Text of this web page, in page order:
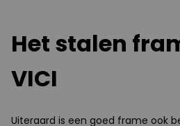
Het stalen
VICI
Uiteraard is een goed frame ook